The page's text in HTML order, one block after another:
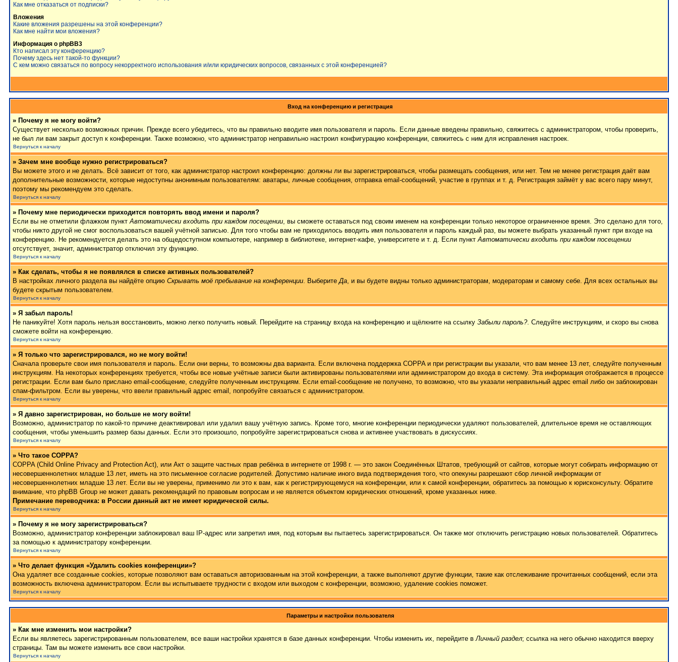
Как мне отказаться от подписки?
Вложения
Какие вложения разрешены на этой конференции?
Как мне найти мои вложения?
Информация о phpBB3
Кто написал эту конференцию?
Почему здесь нет такой-то функции?
С кем можно связаться по вопросу некорректного использования и/или юридических вопросов, связанных с этой конференцией?
Вход на конференцию и регистрация
» Почему я не могу войти?
Существует несколько возможных причин. Прежде всего убедитесь, что вы правильно вводите имя пользователя и пароль. Если данные введены правильно, свяжитесь с администратором, чтобы проверить,
не был ли вам закрыт доступ к конференции. Также возможно, что администратор неправильно настроил конфигурацию конференции, свяжитесь с ним для исправления настроек.
Вернуться к началу
» Зачем мне вообще нужно регистрироваться?
Вы можете этого и не делать. Всё зависит от того, как администратор настроил конференцию: должны ли вы зарегистрироваться, чтобы размещать сообщения, или нет. Тем не менее регистрация даёт вам
дополнительные возможности, которые недоступны анонимным пользователям: аватары, личные сообщения, отправка email-сообщений, участие в группах и т. д. Регистрация займёт у вас всего пару минут,
поэтому мы рекомендуем это сделать.
Вернуться к началу
» Почему мне периодически приходится повторять ввод имени и пароля?
Если вы не отметили флажком пунктАвтоматически входить при каждом посещении, вы сможете оставаться под своим именем на конференции только некоторое ограниченное время. Это сделано для того,
чтобы никто другой не смог воспользоваться вашей учётной записью. Для того чтобы вам не приходилось вводить имя пользователя и пароль каждый раз, вы можете выбрать указанный пункт при входе на
конференцию. Не рекомендуется делать это на общедоступном компьютере, например в библиотеке, интернет-кафе, университете и т. д. Если пунктАвтоматически входить при каждом посещении
отсутствует, значит, администратор отключил эту функцию.
Вернуться к началу
» Как сделать, чтобы я не появлялся в списке активных пользователей?
В настройках личного раздела вы найдёте опцию Скрывать моё пребывание на конференции. ВыберитеДа, и вы будете видны только администраторам, модераторам и самому себе. Для всех остальных вы
будете скрытым пользователем.
Вернуться к началу
» Я забыл пароль!
Не паникуйте! Хотя пароль нельзя восстановить, можно легко получить новый. Перейдите на страницу входа на конференцию и щёлкните на ссылку Забыли пароль?. Следуйте инструкциям, и скоро вы снова
сможете войти на конференцию.
Вернуться к началу
» Я только что зарегистрировался, но не могу войти!
Сначала проверьте свои имя пользователя и пароль. Если они верны, то возможны два варианта. Если включена поддержка COPPA и при регистрации вы указали, что вам менее 13 лет, следуйте полученным
инструкциям. На некоторых конференциях требуется, чтобы все новые учётные записи были активированы пользователями или администратором до входа в систему. Эта информация отображается в процессе
регистрации. Если вам было прислано email-сообщение, следуйте полученным инструкциям. Если email-сообщение не получено, то возможно, что вы указали неправильный адрес email либо он заблокирован
спам-фильтром. Если вы уверены, что ввели правильный адрес email, попробуйте связаться с администратором.
Вернуться к началу
» Я давно зарегистрирован, но больше не могу войти!
Возможно, администратор по какой-то причине деактивировал или удалил вашу учётную запись. Кроме того, многие конференции периодически удаляют пользователей, длительное время не оставляющих
сообщения, чтобы уменьшить размер базы данных. Если это произошло, попробуйте зарегистрироваться снова и активнее участвовать в дискуссиях.
Вернуться к началу
» Что такое COPPA?
COPPA (Child Online Privacy and Protection Act), или Акт о защите частных прав ребёнка в интернете от 1998 г. — это закон Соединённых Штатов, требующий от сайтов, которые могут собирать информацию от
несовершеннолетних младше 13 лет, иметь на это письменное согласие родителей. Допустимо наличие иного вида подтверждения того, что опекуны разрешают сбор личной информации от
несовершеннолетних младше 13 лет. Если вы не уверены, применимо ли это к вам, как к регистрирующемуся на конференции, или к самой конференции, обратитесь за помощью к юрисконсульту. Обратите
внимание, что phpBB Group не может давать рекомендаций по правовым вопросам и не является объектом юридических отношений, кроме указанных ниже.
Примечание переводчика: в России данный акт не имеет юридической силы.
Вернуться к началу
» Почему я не могу зарегистрироваться?
Возможно, администратор конференции заблокировал ваш IP-адрес или запретил имя, под которым вы пытаетесь зарегистрироваться. Он также мог отключить регистрацию новых пользователей. Обратитесь
за помощью к администратору конференции.
Вернуться к началу
» Что делает функция «Удалить cookies конференции»?
Она удаляет все созданные cookies, которые позволяют вам оставаться авторизованным на этой конференции, а также выполняют другие функции, такие как отслеживание прочитанных сообщений, если эта
возможность включена администратором. Если вы испытываете трудности с входом или выходом с конференции, возможно, удаление cookies поможет.
Вернуться к началу
Параметры и настройки пользователя
» Как мне изменить мои настройки?
Если вы являетесь зарегистрированным пользователем, все ваши настройки хранятся в базе данных конференции. Чтобы изменить их, перейдите вЛичный раздел; ссылка на него обычно находится вверху
страницы. Там вы можете изменить все свои настройки.
Вернуться к началу